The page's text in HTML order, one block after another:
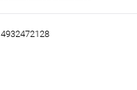
4932472128